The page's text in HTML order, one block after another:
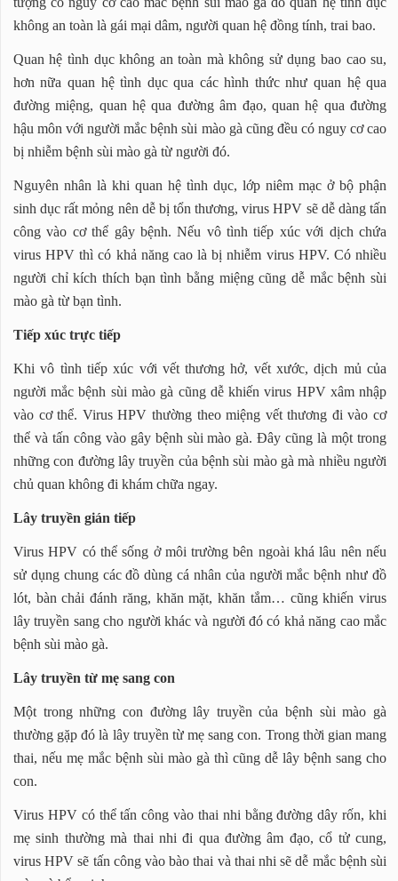
không an toàn là gái mại dâm, người quan hệ đồng tính, trai bao.
Quan hệ tình dục không an toàn mà không sử dụng bao cao su,
hơn nữa quan hệ tình dục qua các hình thức như quan hệ qua
đường miệng, quan hệ qua đường âm đạo, quan hệ qua đường
hậu môn với người mắc bệnh sùi mào gà cũng đều có nguy cơ cao
bị nhiễm bệnh sùi mào gà từ người đó.
Nguyên nhân là khi quan hệ tình dục, lớp niêm mạc ở bộ phận
sinh dục rất mỏng nên dễ bị tổn thương, virus HPV sẽ dễ dàng tấn
công vào cơ thể gây bệnh. Nếu vô tình tiếp xúc với dịch chứa
virus HPV thì có khả năng cao là bị nhiễm virus HPV. Có nhiều
người chỉ kích thích bạn tình bằng miệng cũng dễ mắc bệnh sùi
mào gà từ bạn tình.
Tiếp xúc trực tiếp
Khi vô tình tiếp xúc với vết thương hở, vết xước, dịch mủ của
người mắc bệnh sùi mào gà cũng dễ khiến virus HPV xâm nhập
vào cơ thể. Virus HPV thường theo miệng vết thương đi vào cơ
thể và tấn công vào gây bệnh sùi mào gà. Đây cũng là một trong
những con đường lây truyền của bệnh sùi mào gà mà nhiều người
chủ quan không đi khám chữa ngay.
Lây truyền gián tiếp
Virus HPV có thể sống ở môi trường bên ngoài khá lâu nên nếu
sử dụng chung các đồ dùng cá nhân của người mắc bệnh như đồ
lót, bàn chải đánh răng, khăn mặt, khăn tắm… cũng khiến virus
lây truyền sang cho người khác và người đó có khả năng cao mắc
bệnh sùi mào gà.
Lây truyền từ mẹ sang con
Một trong những con đường lây truyền của bệnh sùi mào gà
thường gặp đó là lây truyền từ mẹ sang con. Trong thời gian mang
thai, nếu mẹ mắc bệnh sùi mào gà thì cũng dễ lây bệnh sang cho
con.
Virus HPV có thể tấn công vào thai nhi bằng đường dây rốn, khi
mẹ sinh thường mà thai nhi đi qua đường âm đạo, cổ tử cung,
virus HPV sẽ tấn công vào bào thai và thai nhi sẽ dễ mắc bệnh sùi